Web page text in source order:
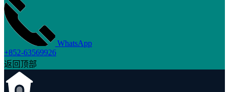
WhatsApp
+852-63569926
返回顶部